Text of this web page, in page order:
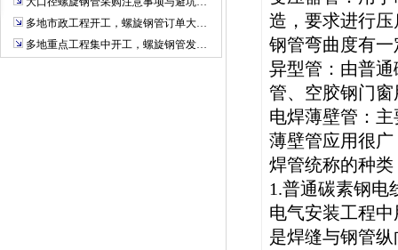
多地市政工程开工，螺旋钢管订单大…
多地重点工程集中开工，螺旋钢管发…
造，要求进行
钢管弯曲度有
异型管：由普
管、空胶钢门
电焊薄壁管：
薄壁管应用很
焊管统称的种类
1.普通碳素钢电
电气安装工程
是焊缝与钢管